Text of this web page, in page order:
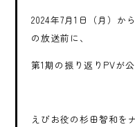
2024年7月1日（月）か
の放送前に、
第1期の振り返りPVが公
えびお役の杉田智和を